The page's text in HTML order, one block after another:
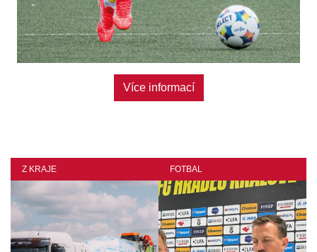
Více informací
Z KRAJE FOTBAL